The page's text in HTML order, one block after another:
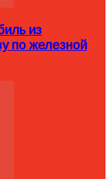
из
по железной